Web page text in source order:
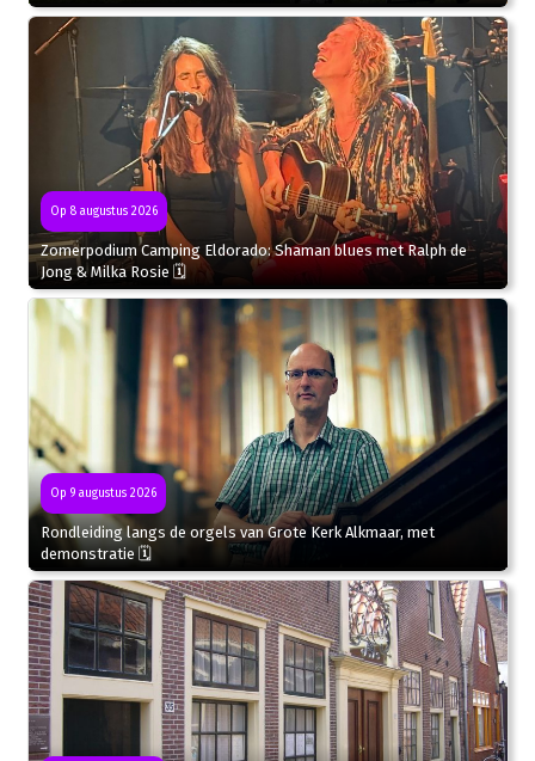
Op 8 augustus 2026
Zomerpodium Camping Eldorado: Shaman blues met Ralph de
Jong & Milka Rosie 🗓
Op 9 augustus 2026
Rondleiding langs de orgels van Grote Kerk Alkmaar, met
demonstratie 🗓